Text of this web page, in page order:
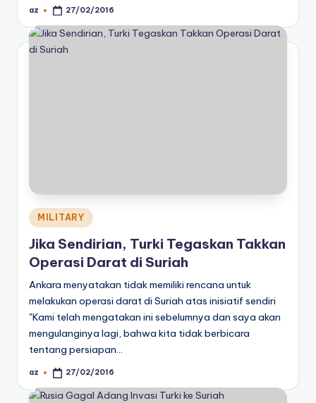
Posted
az 27/02/2016
Posted
in
MILITARY
Jika Sendirian, Turki Tegaskan Takkan
Operasi Darat di Suriah
Ankara menyatakan tidak memiliki rencana untuk
melakukan operasi darat di Suriah atas inisiatif sendiri
"Kami telah mengatakan ini sebelumnya dan saya akan
mengulanginya lagi, bahwa kita tidak berbicara
tentang persiapan…
Posted
az 27/02/2016